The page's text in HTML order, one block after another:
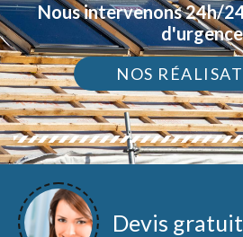
Nous intervenons 24h/
d'urgence
NOS
Devis gratuit